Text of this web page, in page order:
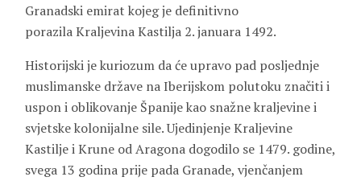
Granadski emirat kojeg je definitivno
porazila Kraljevina Kastilja 2. januara 1492.
Historijski je kuriozum da će upravo pad posljednje
muslimanske države na Iberijskom polutoku značiti i
uspon i oblikovanje Španije kao snažne kraljevine i
svjetske kolonijalne sile. Ujedinjenje Kraljevine
Kastilje i Krune od Aragona dogodilo se 1479. godine,
svega 13 godina prije pada Granade, vjenčanjem